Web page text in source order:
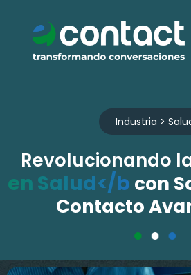
contenido
Industria >
Revolucionando
en Salud</b con
Contacto